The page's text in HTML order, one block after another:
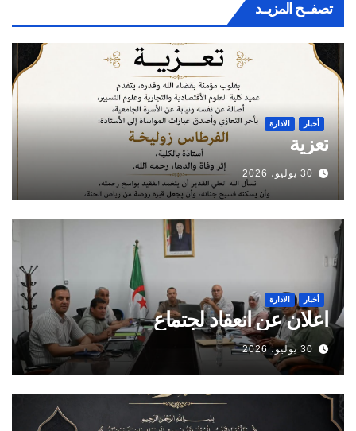
تصفــح المزيــد
أخبار الادارة
تعزية
30 يوليو، 2026
أخبار الادارة
اعلان عن انعقاد لجتماع
30 يوليو، 2026